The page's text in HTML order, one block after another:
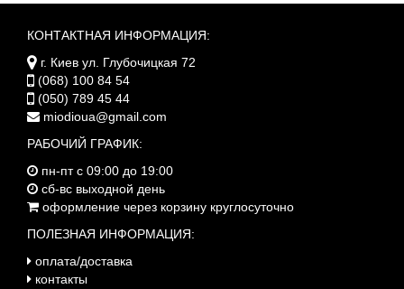
КОНТАКТНАЯ ИНФОРМАЦИЯ:
г. Киев ул. Глубочицкая 72
(068) 100 84 54
(050) 789 45 44
miodioua@gmail.com
РАБОЧИЙ ГРАФИК:
пн-пт с 09:00 до 19:00
сб-вс выходной день
оформление через корзину круглосуточно
ПОЛЕЗНАЯ ИНФОРМАЦИЯ:
оплата/доставка
контакты